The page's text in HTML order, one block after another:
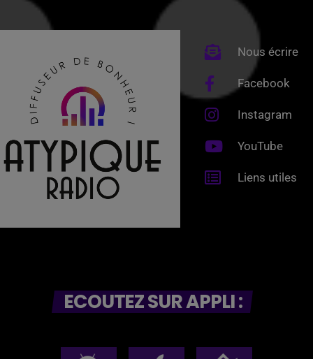
Nous écrire
Facebook
Instagram
YouTube
Liens utiles
ECOUTEZ SUR APPLI :